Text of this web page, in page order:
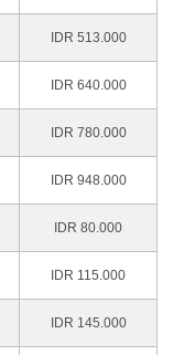
IDR 513.000
IDR 640.000
IDR 780.000
IDR 948.000
IDR 80.000
IDR 115.000
IDR 145.000